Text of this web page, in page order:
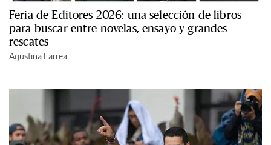
Feria de Editores 2026: una selección de libros
para buscar entre novelas, ensayo y grandes
rescates
Agustina Larrea